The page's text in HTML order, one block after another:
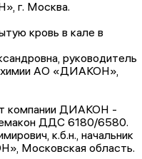
г. Москва.
кровь в кале в
руководитель
химии АО «ДИАКОН»,
компании ДИАКОН -
ДДС 6180/6580.
к.б.н., начальник
Московская область.